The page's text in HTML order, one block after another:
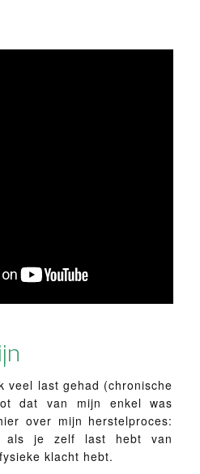
veel last gehad (chronische
dat van mijn enkel was
over mijn herstelproces:
als je zelf last hebt van
klacht hebt.